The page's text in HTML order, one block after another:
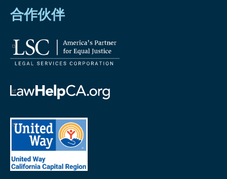
合作伙伴
法
律
务
公
徽
法
律
帮
加
州
标
加
首
府
地
区